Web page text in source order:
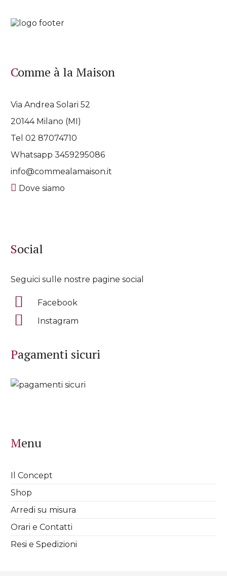
Comme à la Maison
Via Andrea Solari 52
20144 Milano (MI)
Tel 02 87074710
Whatsapp3459295086
info@commealamaison.it
Dove siamo
Social
Seguici sulle nostre pagine social
Facebook
Instagram
Pagamenti sicuri
Menu
Il Concept
Shop
Arredi su misura
Orari e Contatti
Resi e Spedizioni